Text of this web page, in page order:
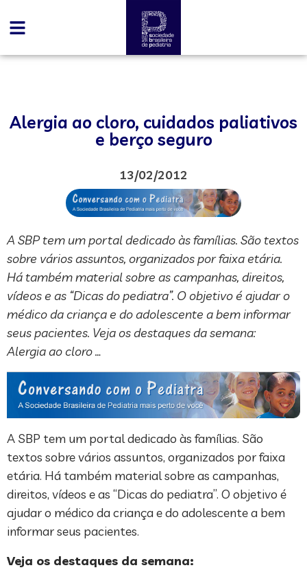
Alergia ao cloro, cuidados paliativos
e berço seguro
13/02/2012
A SBP tem um portal dedicado às famílias. São textos
sobre vários assuntos, organizados por faixa etária.
Há também material sobre as campanhas, direitos,
vídeos e as “Dicas do pediatra”. O objetivo é ajudar o
médico da criança e do adolescente a bem informar
seus pacientes. Veja os destaques da semana:
Alergia ao cloro …
A SBP tem um portal dedicado às famílias. São
textos sobre vários assuntos, organizados por faixa
etária. Há também material sobre as campanhas,
direitos, vídeos e as “Dicas do pediatra”. O objetivo é
ajudar o médico da criança e do adolescente a bem
informar seus pacientes.
Veja os destaques da semana: